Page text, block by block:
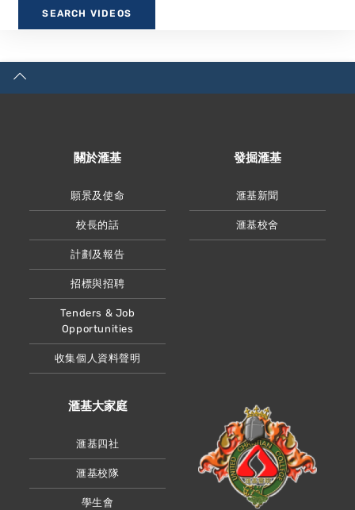
關於滙基
願景及使命
校長的話
計劃及報告
招標與招聘
Tenders & Job
Opportunities
收集個人資料聲明
發掘滙基
滙基新聞
滙基校舍
滙基大家庭
滙基四社
滙基校隊
學生會